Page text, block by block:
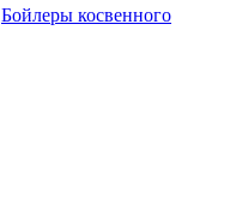
Бойлеры косвенного